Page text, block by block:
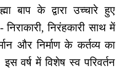
बाप के द्वारा उच्चारे हुए
निरंहकारी साथ में
और निर्माण के कर्तव्य का
वर्ष में विशेष स्व परिवर्तन